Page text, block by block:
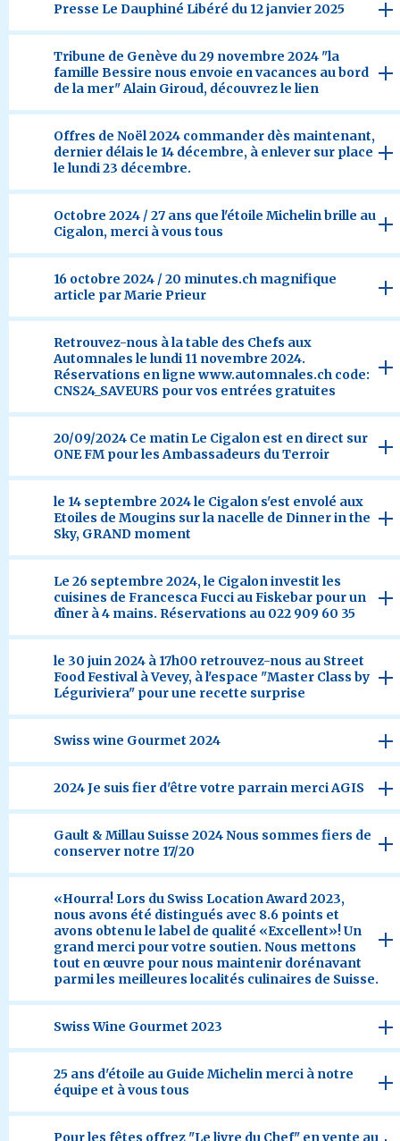
Presse Le Dauphiné Libéré du 12 janvier 2025
Tribune de Genève du 29 novembre 2024 "la
famille Bessire nous envoie en vacances au bord
de la mer" Alain Giroud, découvrez le lien
Offres de Noël 2024 commander dès maintenant,
dernier délais le 14 décembre, à enlever sur place
le lundi 23 décembre.
Octobre 2024 / 27 ans que l'étoile Michelin brille au
Cigalon, merci à vous tous
16 octobre 2024 / 20 minutes.ch magnifique
article par Marie Prieur
Retrouvez-nous à la table des Chefs aux
Automnales le lundi 11 novembre 2024.
Réservations en ligne www.automnales.ch code:
CNS24_SAVEURS pour vos entrées gratuites
20/09/2024 Ce matin Le Cigalon est en direct sur
ONE FM pour les Ambassadeurs du Terroir
le 14 septembre 2024 le Cigalon s'est envolé aux
Etoiles de Mougins sur la nacelle de Dinner in the
Sky, GRAND moment
Le 26 septembre 2024, le Cigalon investit les
cuisines de Francesca Fucci au Fiskebar pour un
dîner à 4 mains. Réservations au 022 909 60 35
le 30 juin 2024 à 17h00 retrouvez-nous au Street
Food Festival à Vevey, à l'espace "Master Class by
Léguriviera" pour une recette surprise
Swiss wine Gourmet 2024
2024 Je suis fier d'être votre parrain merci AGIS
Gault & Millau Suisse 2024 Nous sommes fiers de
conserver notre 17/20
«Hourra! Lors du Swiss Location Award 2023,
nous avons été distingués avec 8.6 points et
avons obtenu le label de qualité «Excellent»! Un
grand merci pour votre soutien. Nous mettons
tout en œuvre pour nous maintenir dorénavant
parmi les meilleures localités culinaires de Suisse.
Swiss Wine Gourmet 2023
25 ans d'étoile au Guide Michelin merci à notre
équipe et à vous tous
Pour les fêtes offrez "Le livre du Chef" en vente au